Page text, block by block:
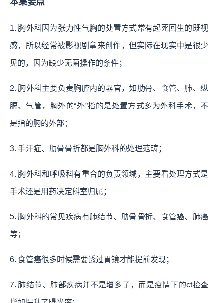
1. 胸外科因为张力性气胸的处置方式常有起死回生的既视
感，所以经常被影视剧拿来创作，但实际在现实中是很少
见的，因为缺少无菌操作的条件；
2. 胸外科主要负责胸腔内的器官，如肋骨、食管、肺、纵
膈、气管，胸外的“外”指的是处置方式多为外科手术，不
是指的胸的外部；
3. 手汗症、肋骨骨折都是胸外科的处理范畴；
4. 胸外科和呼吸科有重合的负责领域，主要看处理方式是
手术还是用药决定科室归属；
5. 胸外科的常见疾病有肺结节、肋骨骨折、食管癌、肺癌
等；
6. 食管癌很多时候需要透过胃镜才能提前发现；
7. 肺结节、肺部疾病并不是增多了，而是疫情下的ct检查